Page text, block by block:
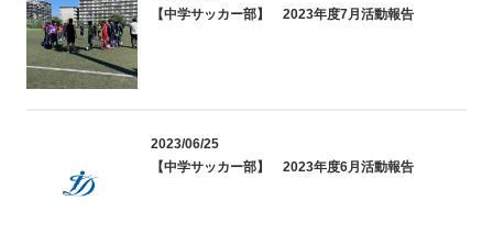
【中学サッカー部】 2023年度7月活動報告
2023/06/25
【中学サッカー部】 2023年度6月活動報告